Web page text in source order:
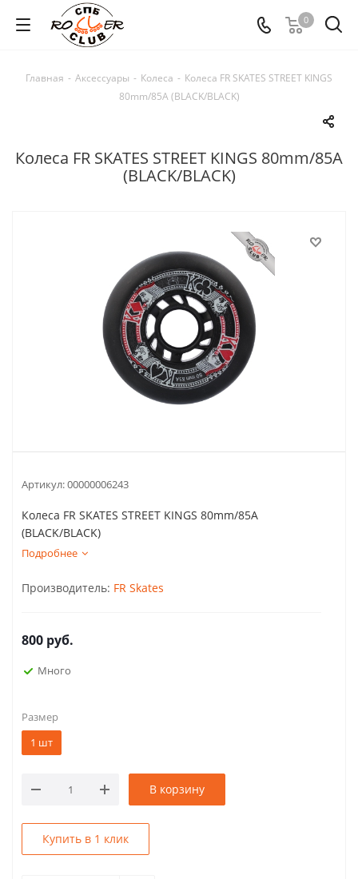
0
Главная - Аксессуары - Колеса - Колеса FR SKATES STREET KINGS
80mm/85A (BLACK/BLACK)
Колеса FR SKATES STREET KINGS 80mm/85A
(BLACK/BLACK)
Артикул:00000006243
Колеса FR SKATES STREET KINGS 80mm/85A
(BLACK/BLACK)
Подробнее
Производитель: FR Skates
800 руб.
Много
Размер
1 шт
В корзину
Купить в 1 клик